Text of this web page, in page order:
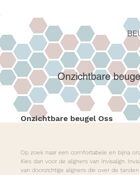
Onzichtbare
Onzichtbare beugel Oss
Op zoek naar een comfortabele en bijna
Kies dan voor de aligners van Invisalign.
van doorzichtige aligners die over de